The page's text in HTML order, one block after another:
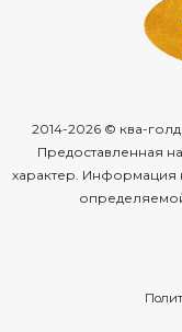
2014-2026 © ква-
Предоставленная
характер. Информация